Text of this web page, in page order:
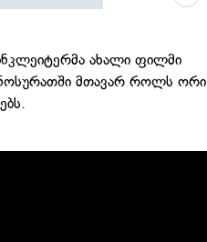
ახალი ფილმი
მთავარ როლს ორი